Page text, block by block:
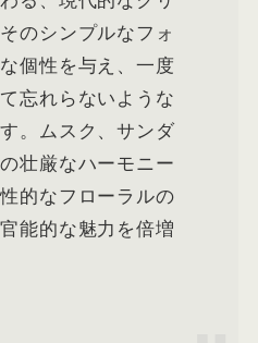
のシンプルなフォ
個性を与え、一度
忘れらないような
。ムスク、サンダ
壮厳なハーモニー
的なフローラルの
能的な魅力を倍増